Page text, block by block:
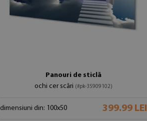
Panouri de sticlă
ochi cer scări (#pk-35909102)
dimensiuni din: 100x50 399.99 LEI